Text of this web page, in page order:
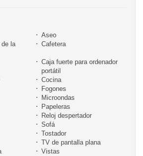
Aseo
de la
Cafetera
Caja fuerte para ordenador
portátil
Cocina
Fogones
Microondas
Papeleras
Reloj despertador
Sofá
Tostador
TV de pantalla plana
Vistas